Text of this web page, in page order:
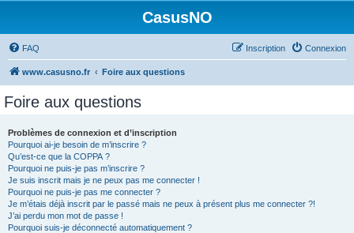
CasusNO
FAQ Connexion
Inscription
www.casusno.fr Foire aux questions
Foire aux questions
Problèmes de connexion et d’inscription
Pourquoi ai-je besoin de m’inscrire ?
Qu’est-ce que la COPPA ?
Pourquoi ne puis-je pas m’inscrire ?
Je suis inscrit mais je ne peux pas me connecter !
Pourquoi ne puis-je pas me connecter ?
Je m’étais déjà inscrit par le passé mais ne peux à présent plus me connecter ?!
J’ai perdu mon mot de passe !
Pourquoi suis-je déconnecté automatiquement ?